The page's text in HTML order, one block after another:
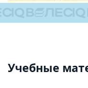
Учебные